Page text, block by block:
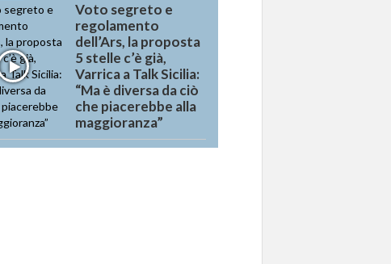
Voto segreto e
regolamento
dell’Ars, la proposta
5 stelle c’è già,
Varrica a Talk Sicilia:
“Ma è diversa da ciò
che piacerebbe alla
maggioranza”